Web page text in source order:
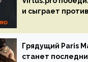
и сыграет
Грядущий Paris
станет